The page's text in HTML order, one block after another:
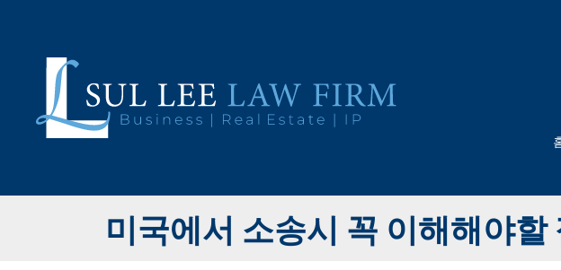
content
Return home
미국에서 소송시 꼭 이해해야할